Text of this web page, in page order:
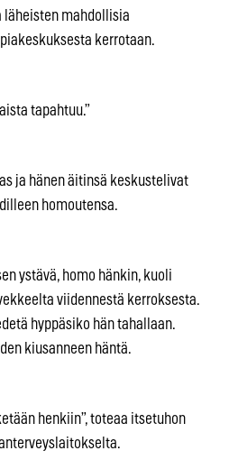
mahdollisia
kerrotaan.
tapahtuu.”
ja hänen äitinsä keskustelivat
homoutensa.
ystävä, homo hänkin, kuoli
viidennestä kerroksesta.
hyppäsiko hän tahallaan.
kiusanneen häntä.
henkiin”, toteaa itsetuhon